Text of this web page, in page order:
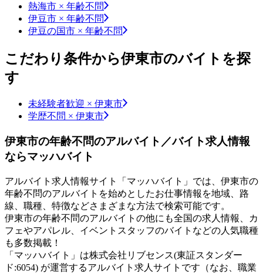
熱海市 × 年齢不問
伊豆市 × 年齢不問
伊豆の国市 × 年齢不問
こだわり条件から伊東市のバイトを探
す
未経験者歓迎 × 伊東市
学歴不問 × 伊東市
伊東市の年齢不問のアルバイト／バイト求人情報
ならマッハバイト
アルバイト求人情報サイト「マッハバイト」では、伊東市の
年齢不問のアルバイトを始めとしたお仕事情報を地域、路
線、職種、特徴などさまざまな方法で検索可能です。
伊東市の年齢不問のアルバイトの他にも全国の求人情報、カ
フェやアパレル、イベントスタッフのバイトなどの人気職種
も多数掲載！
「マッハバイト」は株式会社リブセンス(東証スタンダー
ド:6054) が運営するアルバイト求人サイトです（なお、職業